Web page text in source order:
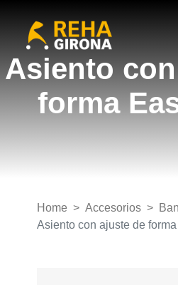
Asiento
forma
Home Accesorios
Asiento con ajuste de